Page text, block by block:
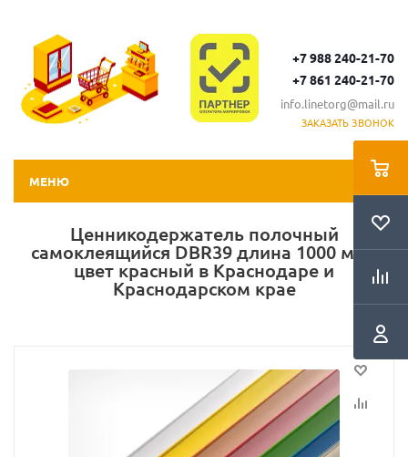
+7 988 240-21-70
+7 861 240-21-70
info.linetorg@mail.ru
ЗАКАЗАТЬ ЗВОНОК
МЕНЮ
Ценникодержатель полочный
самоклеящийся DBR39 длина 1000 мм.,
цвет красный в Краснодаре и
Краснодарском крае